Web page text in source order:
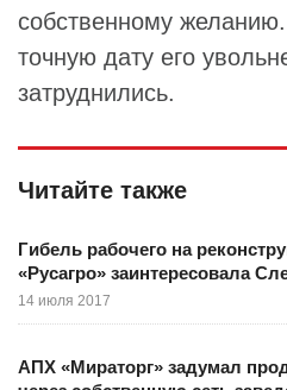
собственному
точную дату его
затруднились.
Читайте также
Гибель рабочего на
«Русагро» заинтересовала
14 июля 2017
АПХ «Мираторг» задумал